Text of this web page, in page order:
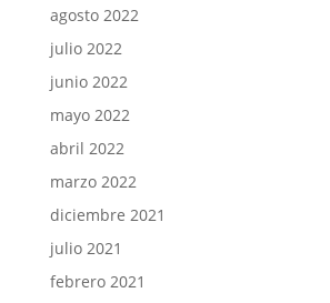
agosto 2022
julio 2022
junio 2022
mayo 2022
abril 2022
marzo 2022
diciembre 2021
julio 2021
febrero 2021